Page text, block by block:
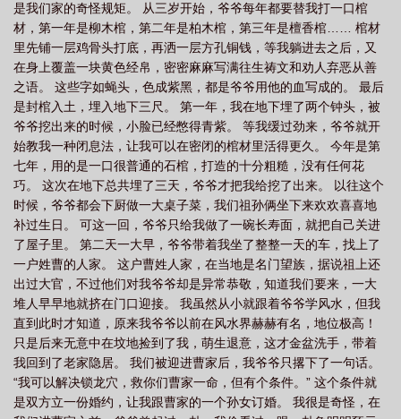
是我们家的奇怪规矩。 从三岁开始，爷爷每年都要替我打一口棺
材，第一年是柳木棺，第二年是柏木棺，第三年是檀香棺…… 棺材
里先铺一层鸡骨头打底，再洒一层方孔铜钱，等我躺进去之后，又
在身上覆盖一块黄色经帛，密密麻麻写满往生祷文和劝人弃恶从善
之语。 这些字如蝇头，色成紫黑，都是爷爷用他的血写成的。 最后
是封棺入土，埋入地下三尺。 第一年，我在地下埋了两个钟头，被
爷爷挖出来的时候，小脸已经憋得青紫。 等我缓过劲来，爷爷就开
始教我一种闭息法，让我可以在密闭的棺材里活得更久。 今年是第
七年，用的是一口很普通的石棺，打造的十分粗糙，没有任何花
巧。 这次在地下总共埋了三天，爷爷才把我给挖了出来。 以往这个
时候，爷爷都会下厨做一大桌子菜，我们祖孙俩坐下来欢欢喜喜地
补过生日。 可这一回，爷爷只给我做了一碗长寿面，就把自己关进
了屋子里。 第二天一大早，爷爷带着我坐了整整一天的车，找上了
一户姓曹的人家。 这户曹姓人家，在当地是名门望族，据说祖上还
出过大官，不过他们对我爷爷却是异常恭敬，知道我们要来，一大
堆人早早地就挤在门口迎接。 我虽然从小就跟着爷爷学风水，但我
直到此时才知道，原来我爷爷以前在风水界赫赫有名，地位极高！
只是后来无意中在坟地捡到了我，萌生退意，这才金盆洗手，带着
我回到了老家隐居。 我们被迎进曹家后，我爷爷只撂下了一句话。
“我可以解决锁龙穴，救你们曹家一命，但有个条件。” 这个条件就
是双方立一份婚约，让我跟曹家的一个孙女订婚。 我很是奇怪，在